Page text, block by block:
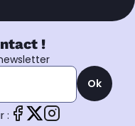
!
Ok
: